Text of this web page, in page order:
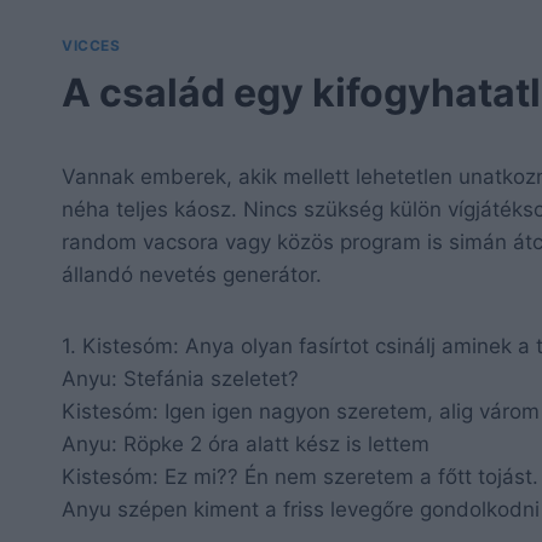
VICCES
A család egy
Vannak emberek, akik mellett lehetetlen
néha teljes káosz. Nincs szükség külön
random vacsora vagy közös program is simán
állandó nevetés generátor.
1. Kistesóm: Anya olyan fasírtot csinálj aminek a
Anyu: Stefánia szeletet?
Kistesóm: Igen igen nagyon szeretem, alig
Anyu: Röpke 2 óra alatt kész is lettem
Kistesóm: Ez mi?? Én nem szeretem a főtt tojást.
Anyu szépen kiment a friss levegőre